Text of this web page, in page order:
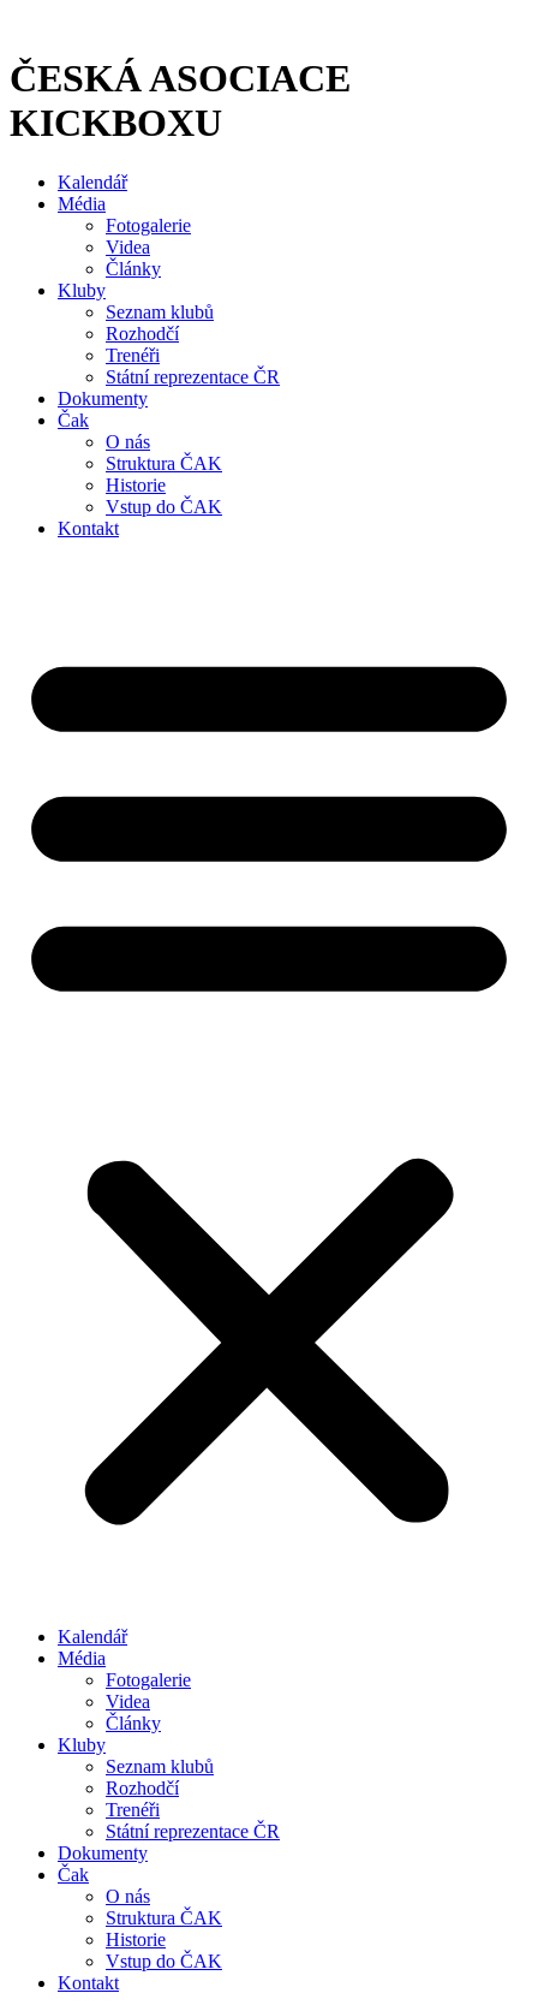
obsahu
ČESKÁ ASOCIACE
KICKBOXU
Kalendář
Média
Fotogalerie
Videa
Články
Kluby
Seznam klubů
Rozhodčí
Trenéři
Státní reprezentace ČR
Dokumenty
Čak
O nás
Struktura ČAK
Historie
Vstup do ČAK
Kontakt
Kalendář
Média
Fotogalerie
Videa
Články
Kluby
Seznam klubů
Rozhodčí
Trenéři
Státní reprezentace ČR
Dokumenty
Čak
O nás
Struktura ČAK
Historie
Vstup do ČAK
Kontakt